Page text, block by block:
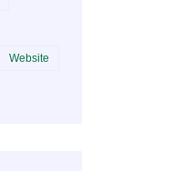
Website